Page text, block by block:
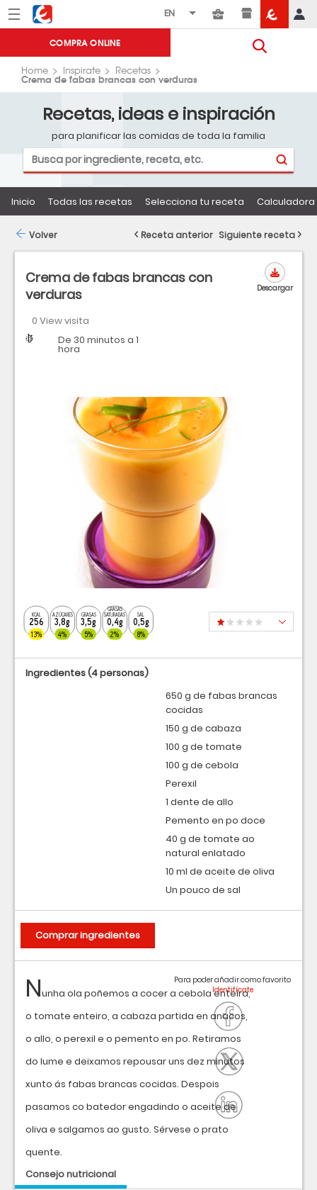
Menú Eroski
COMPRA ONLINE
Home Inspirate Recetas
Crema de fabas brancas con verduras
Recetas, ideas e inspiración
para planificar las comidas de toda la familia
Inicio Todas las recetas Selecciona tu receta
Crema de fabas brancas con
verduras
0 View visita
Dificultad
Tiempo De 30 minutos a 1
hora
Descargar
KCAL
256
13%
AZÚCARES
3,8g
4%
GRASAS
3,5g
5%
GRASAS
SATURADAS
0,4g
2%
SAL
0,5g
8%
Nunha ola poñemos a cocer a cebola enteira,
o tomate enteiro, a cabaza partida en anacos,
o allo, o perexil e o pemento en po. Retiramos
do lume e deixamos repousar uns dez minutos
xunto ás fabas brancas cocidas. Despois
pasamos co batedor engadindo o aceite de
oliva e salgamos ao gusto. Sérvese o prato
quente.
Consejo nutricional
Para poder añadir como favorito
Ingredientes(4 personas)
650 g de fabas brancas
cocidas
150 g de cabaza
100 g de tomate
100 g de cebola
Perexil
1 dente de allo
Pemento en po doce
40 g de tomate ao
natural enlatado
10 ml de aceite de oliva
Un pouco de sal
Comprar ingredientes
Volver Receta anterior Siguiente receta